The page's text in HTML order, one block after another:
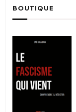
BOUTIQUE